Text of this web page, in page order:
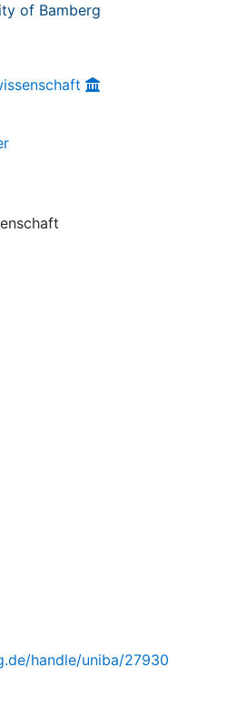
of Bamberg
handle/uniba/27930